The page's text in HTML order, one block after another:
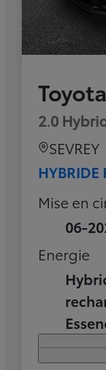
2.0
SEVREY
HYBRIDE
Mise en
06-
Energie